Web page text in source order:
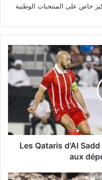
Les
Qataris
d'Al
Sadd
remportent
Coupe
Ahrar
aux
dépens
Les Qataris d'Al
aux
Gaza